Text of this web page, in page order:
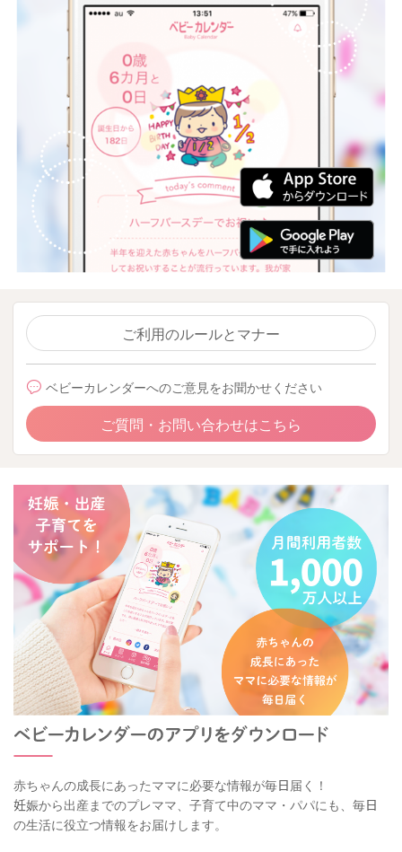
ご利用のルールとマナー
ベビーカレンダーへのご意見をお聞かせください
ご質問・お問い合わせはこちら
赤ちゃんの成長にあったママに必要な情報が毎日届く！
妊娠から出産までのプレママ、子育て中のママ・パパにも、毎日
の生活に役立つ情報をお届けします。